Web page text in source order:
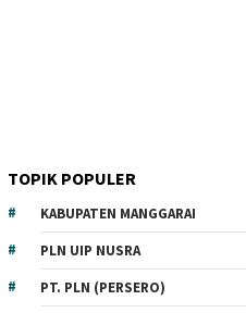
TOPIK POPULER
KABUPATEN MANGGARAI
PLN UIP NUSRA
PT. PLN (PERSERO)